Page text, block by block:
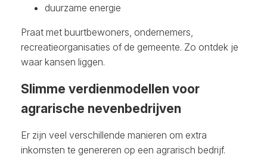
duurzame energie
Praat met buurtbewoners, ondernemers,
recreatieorganisaties of de gemeente. Zo ontdek je
waar kansen liggen.
Slimme verdienmodellen voor
agrarische nevenbedrijven
Er zijn veel verschillende manieren om extra
inkomsten te genereren op een agrarisch bedrijf.